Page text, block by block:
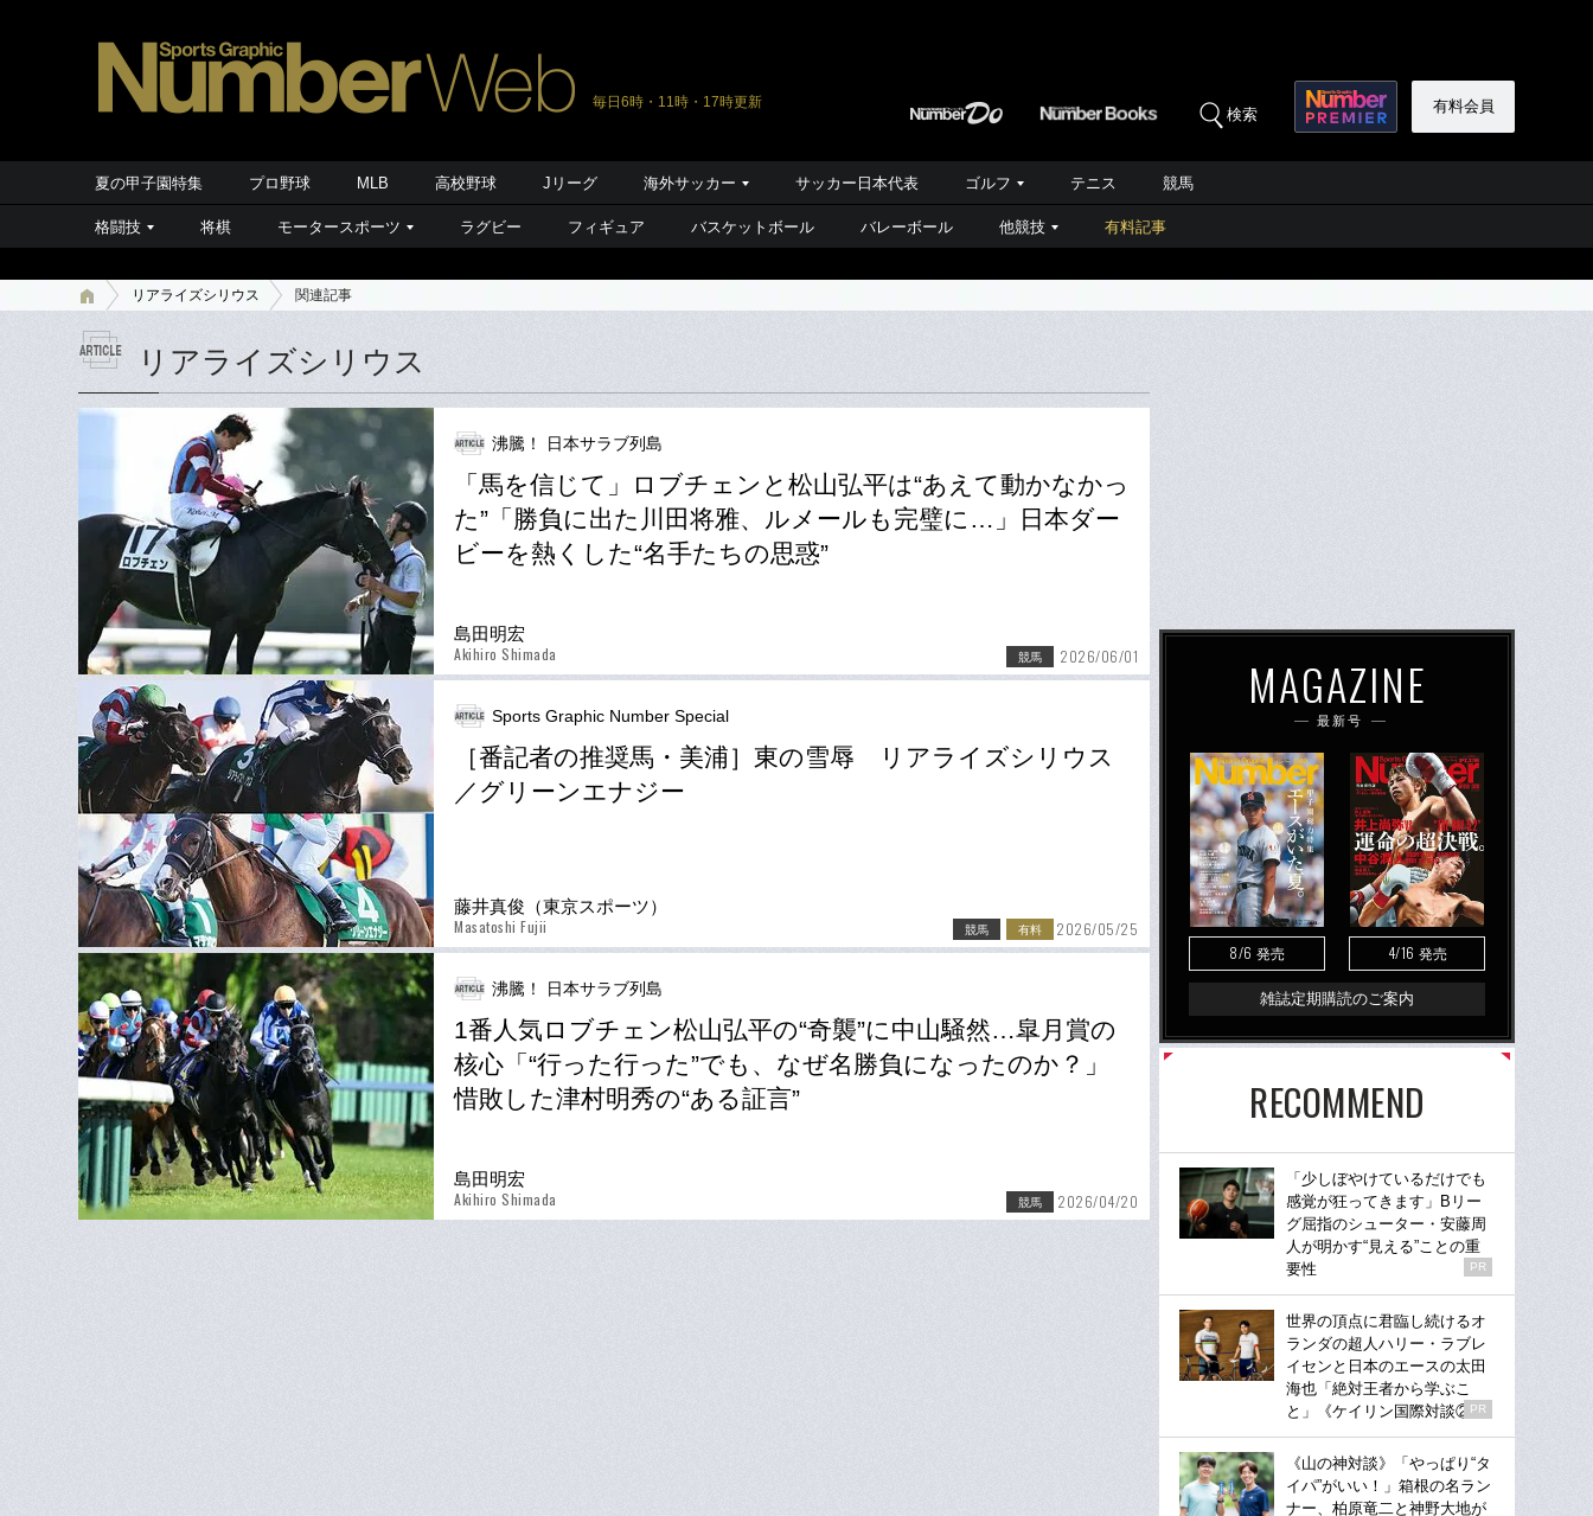
毎日6時・11時・17時更新
検索 有料会員
夏の甲子園特集 プロ野球 MLB 高校野球 Jリーグ 海外サッカー サッカー日本代表 ゴルフ テニス 競馬
格闘技 将棋 モータースポーツ ラグビー フィギュア バスケットボール バレーボール 他競技 有料記事
リアライズシリウス 関連記事
リアライズシリウス
沸騰！ 日本サラブ列島
「馬を信じて」ロブチェンと松山弘平は“あえて動かなかっ
た”「勝負に出た川田将雅、ルメールも完璧に…」日本ダー
ビーを熱くした“名手たちの思惑”
島田明宏
Akihiro Shimada 競馬 2026/06/01
Sports Graphic Number Special
［番記者の推奨馬・美浦］東の雪辱 リアライズシリウス
／グリーンエナジー
藤井真俊（東京スポーツ）
Masatoshi Fujii 競馬 有料 2026/05/25
沸騰！ 日本サラブ列島
1番人気ロブチェン松山弘平の“奇襲”に中山騒然…皐月賞の
核心「“行った行った”でも、なぜ名勝負になったのか？」
惜敗した津村明秀の“ある証言”
島田明宏
Akihiro Shimada 競馬 2026/04/20
MAGAZINE
最新号
8/6 発売 4/16 発売
雑誌定期購読のご案内
RECOMMEND
「少しぼやけているだけでも
感覚が狂ってきます」Bリー
グ屈指のシューター・安藤周
人が明かす“見える”ことの重
要性
PR
世界の頂点に君臨し続けるオ
ランダの超人ハリー・ラブレ
イセンと日本のエースの太田
海也「絶対王者から学ぶこ
と」《ケイリン国際対談②》
PR
《山の神対談》「やっぱり“タ
イパ”がいい！」箱根の名ラン
ナー、柏原竜二と神野大地が